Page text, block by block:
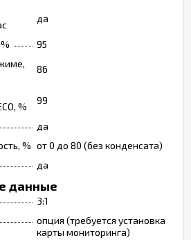
да
95
86
%
99
да
% от 0 до 80 (без конденсата)
да
данные
3:1
опция (требуется установка
карты мониторинга)